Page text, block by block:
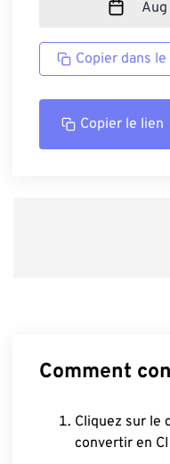
Copier dans
Copier le lien
Comment
Cliquez sur le
convertir en